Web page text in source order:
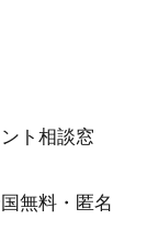
ト相談窓
無料・匿名